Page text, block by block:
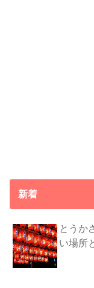
新着
とうか
い場所